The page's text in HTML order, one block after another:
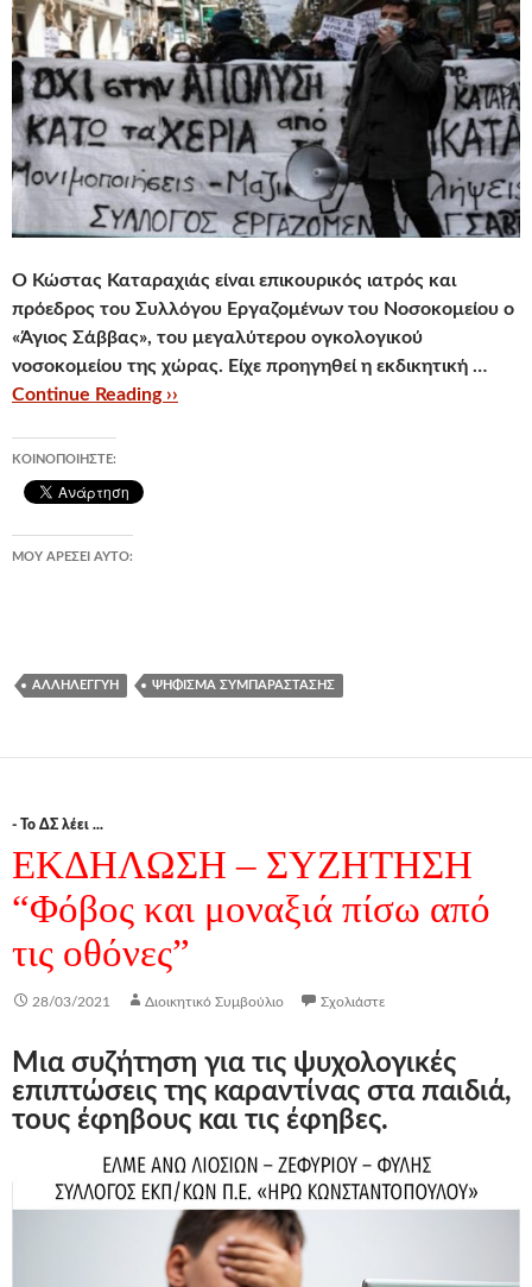
Ο Κώστας Καταραχιάς είναι επικουρικός ιατρός και
πρόεδρος του Συλλόγου Εργαζομένων του Νοσοκομείου ο
«Άγιος Σάββας», του μεγαλύτερου ογκολογικού
νοσοκομείου της χώρας. Είχε προηγηθεί η εκδικητική …
Continue Reading ››
ΚΟΙΝΟΠΟΙΉΣΤΕ:
ΜΟΥ ΑΡΈΣΕΙ ΑΥΤΌ:
ΑΛΛΗΛΕΓΓΎΗ ΨΉΦΙΣΜΑ ΣΥΜΠΑΡΆΣΤΑΣΗΣ
- Το ΔΣ λέει ...
ΕΚΔΗΛΩΣΗ – ΣΥΖΗΤΗΣΗ
“Φόβος και μοναξιά πίσω από
τις οθόνες”
28/03/2021 Διοικητικό Συμβούλιο Σχολιάστε
Μια συζήτηση για τις ψυχολογικές
επιπτώσεις της καραντίνας στα παιδιά,
τους έφηβους και τις έφηβες.